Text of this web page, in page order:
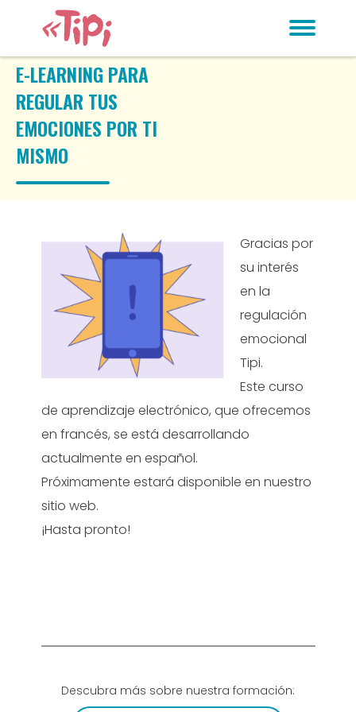
E-LEARNING PARA
REGULAR TUS
EMOCIONES POR TI
MISMO
Gracias por
su interés
en la
regulación
emocional
Tipi.
Este curso
de aprendizaje electrónico, que ofrecemos
en francés, se está desarrollando
actualmente en español.
Próximamente estará disponible en nuestro
sitio web.
¡Hasta pronto!
Descubra más sobre nuestra formación: